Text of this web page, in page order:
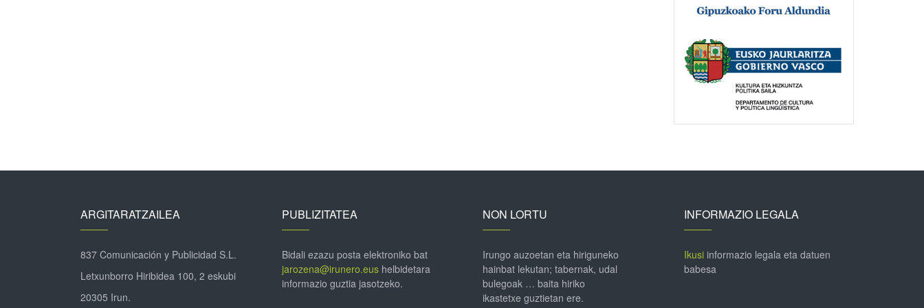
ARGITARATZAILEA
837 Comunicación y Publicidad S.L.
Letxunborro Hiribidea 100, 2 eskubi
20305 Irun.
PUBLIZITATEA
Bidali ezazu posta elektroniko bat
jarozena@irunero.eushelbidetara
informazio guztia jasotzeko.
NON LORTU
Irungo auzoetan eta hiriguneko
hainbat lekutan; tabernak, udal
bulegoak … baita hiriko
ikastetxe guztietan ere.
INFORMAZIO LEGALA
Ikusiinformazio legala eta datuen
babesa